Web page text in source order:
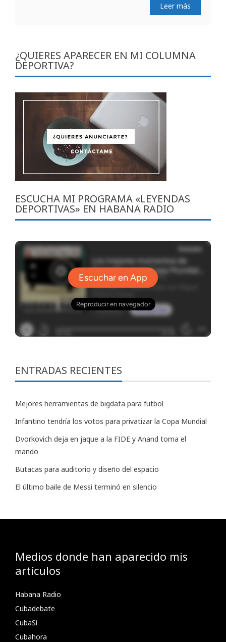
Leer más
¿QUIERES APARECER EN MI COLUMNA
DEPORTIVA?
ESCUCHA MI PROGRAMA «LEYENDAS
DEPORTIVAS» EN HABANA RADIO
ENTRADAS RECIENTES
Mejores herramientas de bigdata para futbol
Infantino tendría los votos para privatizar la Copa Mundial
Dvorkovich deja en jaque a la FIDE y Anand toma el
mando
Butacas para auditorio y diseño del espacio
El último baile de Messi terminó en silencio
Medios donde han aparecido mis
artículos
Habana Radio
Cubadebate
CubaSí
Cubahora